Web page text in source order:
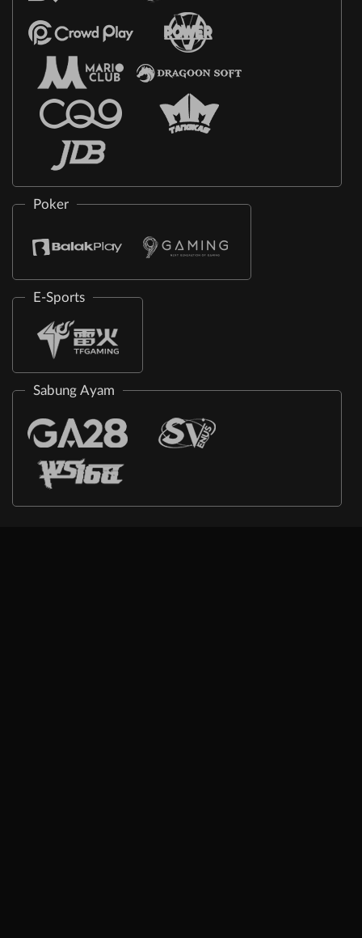
Poker
E-Sports
Sabung Ayam